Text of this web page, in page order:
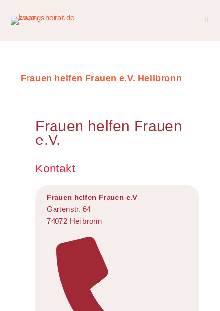
Frauen helfen Frauen e.V. Heilbronn
Frauen helfen Frauen
e.V.
Kontakt
Frauen helfen Frauen e.V.
Gartenstr. 64
74072 Heilbronn